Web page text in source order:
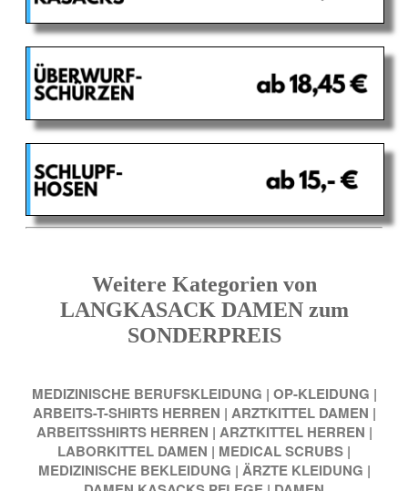
Weitere Kategorien von
LANGKASACK DAMEN zum
SONDERPREIS
MEDIZINISCHE BERUFSKLEIDUNG | OP-KLEIDUNG |
ARBEITS-T-SHIRTS HERREN | ARZTKITTEL DAMEN |
ARBEITSSHIRTS HERREN | ARZTKITTEL HERREN |
LABORKITTEL DAMEN | MEDICAL SCRUBS |
MEDIZINISCHE BEKLEIDUNG | ÄRZTE KLEIDUNG |